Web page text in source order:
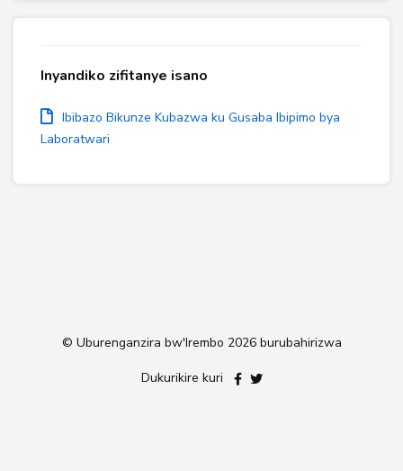
Inyandiko zifitanye isano
Ibibazo Bikunze Kubazwa ku Gusaba Ibipimo bya
Laboratwari
© Uburenganzira bw'Irembo 2026 burubahirizwa
Dukurikire kuri